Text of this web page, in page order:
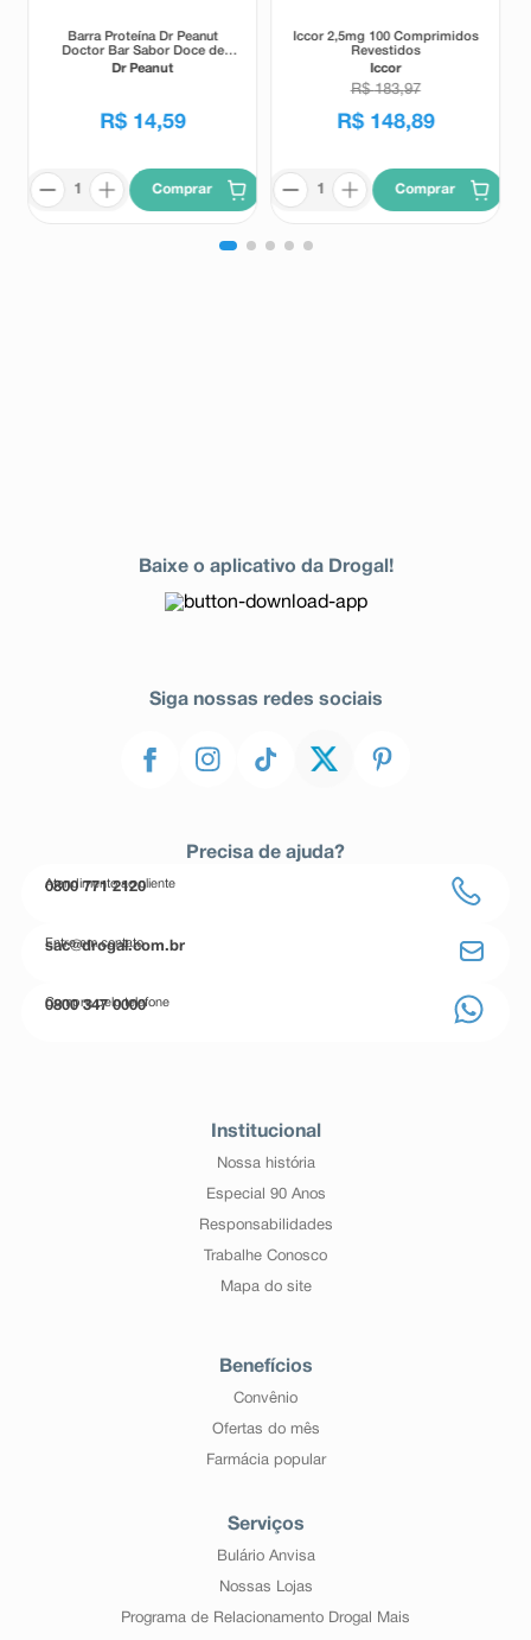
Barra Proteína Dr Peanut
Doctor Bar Sabor Doce de
Leite 62g
Dr Peanut
R$ 14,59
Comprar
Iccor 2,5mg 100 Comprimidos
Revestidos
Iccor
R$ 183,97
R$ 148,89
Comprar
Baixe o aplicativo da Drogal!
Siga nossas redes sociais
Precisa de ajuda?
Atendimento ao cliente
0800 771 2120
Entre em contato
sac@drogal.com.br
Compre pelo telefone
0800 347 0000
Institucional
Nossa história
Especial 90 Anos
Responsabilidades
Trabalhe Conosco
Mapa do site
Benefícios
Convênio
Ofertas do mês
Farmácia popular
Serviços
Bulário Anvisa
Nossas Lojas
Programa de Relacionamento Drogal Mais